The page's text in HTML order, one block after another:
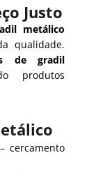
Justo
metálico
qualidade.
de gradil
produtos
– cercamento